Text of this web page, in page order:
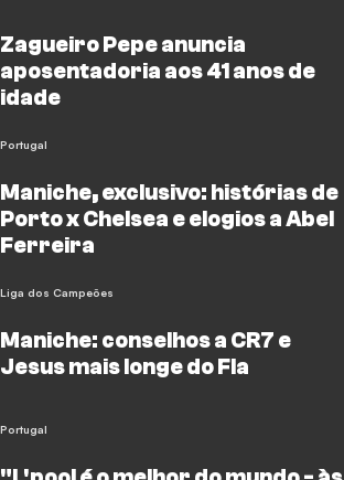
Zagueiro Pepe anuncia
aposentadoria aos 41 anos de
idade
Portugal
Maniche, exclusivo: histórias de
Porto x Chelsea e elogios a Abel
Ferreira
Liga dos Campeões
Maniche: conselhos a CR7 e
Jesus mais longe do Fla
Portugal